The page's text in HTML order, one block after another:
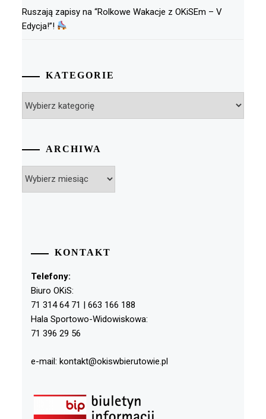
Ruszają zapisy na “Rolkowe Wakacje z OKiSEm – V
Edycja!”!
KATEGORIE
ARCHIWA
KONTAKT
Telefony:
Biuro OKiS:
71 314 64 71 | 663 166 188
Hala Sportowo-Widowiskowa:
71 396 29 56
e-mail: kontakt@okiswbierutowie.pl